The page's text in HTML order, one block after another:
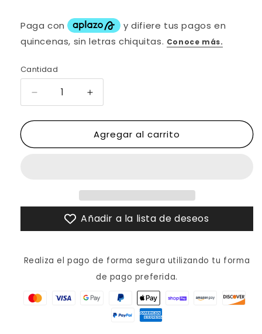
Cantidad
Reducir
cantidad
para
TIPO
PITÓN
RUSTICO
ML-
Aumentar
cantidad
para
CALZADO
TIPO
PITÓN
RUSTICO
ML-
Agregar al carrito
Añadir a la lista de deseos
Realiza el pago de forma segura utilizando tu forma
de pago preferida.